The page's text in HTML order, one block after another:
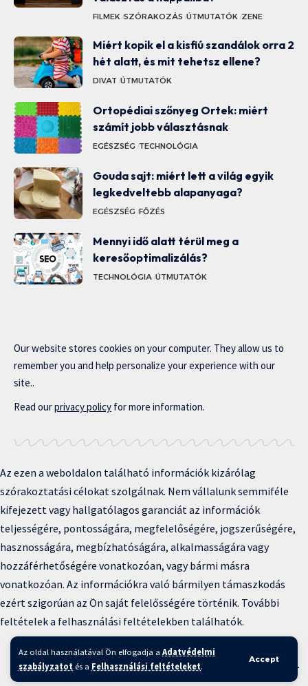
Az oldal használatával Ön elfogadja a Adatvédelmi
szabályzatot és a Felhasználási feltételeket.
Accept
FILMEK SZÓRAKOZÁS ÚTMUTATÓK ZENE
Miért kopik el a kisfiú szandálok orra 2
hét alatt, és mit tehetsz ellene?
DIVAT ÚTMUTATÓK
Ortopédiai szőnyeg Ortek: miért
számít jobb választásnak
EGÉSZSÉG TECHNOLÓGIA
Gouda sajt: miért lett a világ egyik
legkedveltebb alapanyaga?
EGÉSZSÉG FŐZÉS
Mennyi idő alatt térül meg a
keresőoptimalizálás?
TECHNOLÓGIA ÚTMUTATÓK
Our website stores cookies on your computer. They allow us to
remember you and help personalize your experience with our
site..
Read ourprivacy policy for more information.
Az ezen a weboldalon található információk kizárólag
szórakoztatási célokat szolgálnak. Nem vállalunk semmiféle
kifejezett vagy hallgatólagos garanciát az információk
teljességére, pontosságára, megfelelőségére, jogszerűségére,
hasznosságára, megbízhatóságára, alkalmasságára vagy
hozzáférhetőségére vonatkozóan, vagy bármi másra
vonatkozóan. Az információkra való bármilyen támaszkodás
ezért szigorúan az Ön saját felelősségére történik. További
feltételek a felhasználási feltételekben találhatók.
Copyright © 2025 BFKH.hu
Felhasználási feltételek –Adatvédelmi irányelvek – Kapcsolat –